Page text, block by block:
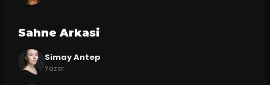
Sahne Arkasi
Simay Antep
Yazar